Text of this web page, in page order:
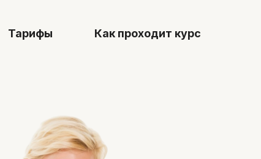
Как проходит курс